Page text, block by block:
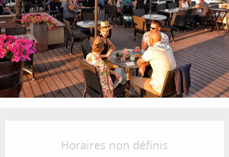
Horaires non définis